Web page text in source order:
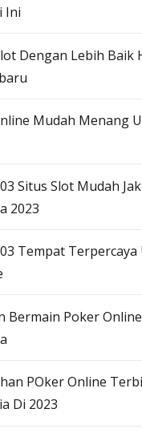
Ini
Dengan Lebih Baik
Mudah Menang
Situs Slot Mudah
2023
Tempat Terpercaya
Bermain Poker
POker Online
Di 2023